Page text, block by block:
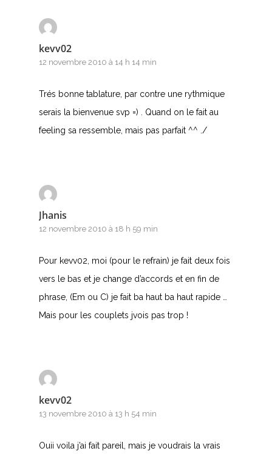
kevv02
12 novembre 2010 à 14 h 14 min
Trés bonne tablature, par contre une rythmique
serais la bienvenue svp =) . Quand on le fait au
feeling sa ressemble, mais pas parfait ^^ ./
Jhanis
12 novembre 2010 à 18 h 59 min
Pour kevv02, moi (pour le refrain) je fait deux fois
vers le bas et je change d’accords et en fin de
phrase, (Em ou C) je fait ba haut ba haut rapide …
Mais pour les couplets jvois pas trop !
kevv02
13 novembre 2010 à 13 h 54 min
Ouii voila j’ai fait pareil, mais je voudrais la vrais